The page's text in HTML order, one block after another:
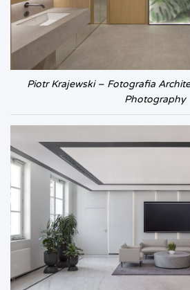
Piotr Krajewski – Fotografia
Photography